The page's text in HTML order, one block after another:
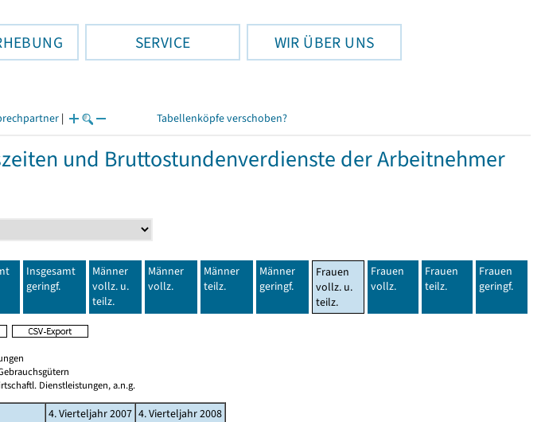
SERVICE WIR ÜBER UNS
| Tabellenköpfe verschoben?
und Bruttostundenverdienste der Arbeitnehmer
Insgesamt
geringf.
Männer
vollz. u.
teilz.
Männer
vollz.
Männer
teilz.
Männer
geringf.
Frauen
vollz. u.
teilz.
Frauen
vollz.
Frauen
teilz.
Frauen
geringf.
Dienstleistungen, a.n.g.
4. Vierteljahr 2007 4. Vierteljahr 2008